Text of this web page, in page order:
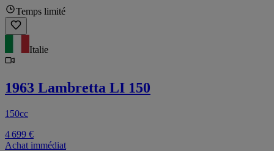
Temps limité
Italie
1963 Lambretta LI 150
150cc
4 699 €
Achat immédiat